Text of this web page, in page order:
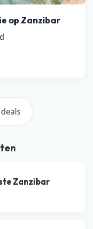
op Zanzibar
Zanzibar